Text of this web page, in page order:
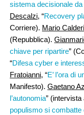
sistema decisionale
Descalzi, “Recovery
Corriere). Mario
(Repubblica).
chiave per ripartire”
“Difesa cyber e
Fratoianni, “E’ l’ora di
Manifesto). Gaetano
l’autonomia” (intervista
populismo si combatte